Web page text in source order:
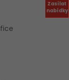
Zasílat
nabídky